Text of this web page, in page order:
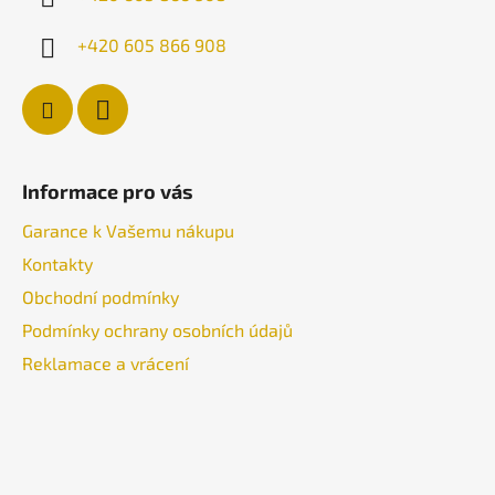
+420 605 866 908
Informace pro vás
Garance k Vašemu nákupu
Kontakty
Obchodní podmínky
Podmínky ochrany osobních údajů
Reklamace a vrácení